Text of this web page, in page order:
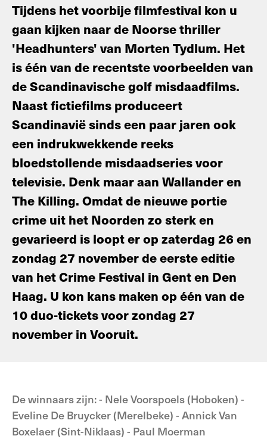
Tijdens het voorbije filmfestival kon u
gaan kijken naar de Noorse thriller
'Headhunters' van Morten Tydlum. Het
is één van de recentste voorbeelden van
de Scandinavische golf misdaadfilms.
Naast fictiefilms produceert
Scandinavië sinds een paar jaren ook
een indrukwekkende reeks
bloedstollende misdaadseries voor
televisie. Denk maar aan Wallander en
The Killing. Omdat de nieuwe portie
crime uit het Noorden zo sterk en
gevarieerd is loopt er op zaterdag 26 en
zondag 27 november de eerste editie
van het Crime Festival in Gent en Den
Haag. U kon kans maken op één van de
10 duo-tickets voor zondag 27
november in Vooruit.
De winnaars zijn: - Nele Voorspoels (Hoboken) -
Eveline De Bruycker (Merelbeke) - Annick Van
Boxelaer (Sint-Niklaas) - Paul Moerman